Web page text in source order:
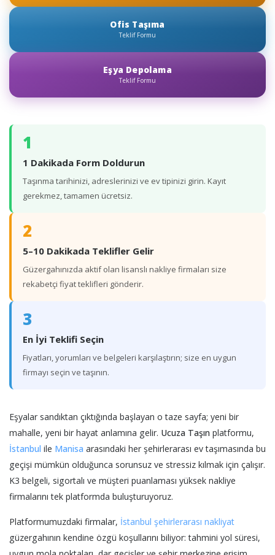
Ofis Taşıma
Teklif Formu
Eşya Depolama
Teklif Formu
1
1 Dakikada Form Doldurun
Taşınma tarihinizi, adreslerinizi ve ev tipinizi girin. Kayıt
gerekmez, tamamen ücretsiz.
2
5–10 Dakikada Teklifler Gelir
Güzergahınızda aktif olan lisanslı nakliye firmaları size
rekabetçi fiyat teklifleri gönderir.
3
En İyi Teklifi Seçin
Fiyatları, yorumları ve belgeleri karşılaştırın; size en uygun
firmayı seçin ve taşının.
Eşyalar sandıktan çıktığında başlayan o taze sayfa; yeni bir
mahalle, yeni bir hayat anlamına gelir. Ucuza Taşın platformu,
İstanbul ile Manisa arasındaki her şehirlerarası ev taşımasında bu
geçişi mümkün olduğunca sorunsuz ve stressiz kılmak için çalışır.
K3 belgeli, sigortalı ve müşteri puanlaması yüksek nakliye
firmalarını tek platformda buluşturuyoruz.
Platformumuzdaki firmalar, İstanbul şehirlerarası nakliyat
güzergahının kendine özgü koşullarını biliyor: tahmini yol süresi,